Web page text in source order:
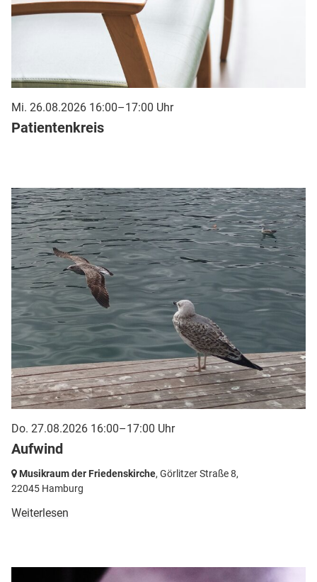
Mi. 26.08.2026 16:00–17:00 Uhr
Patientenkreis
Do. 27.08.2026 16:00–17:00 Uhr
Aufwind
Musikraum der Friedenskirche, Görlitzer Straße 8,
22045 Hamburg
Weiterlesen